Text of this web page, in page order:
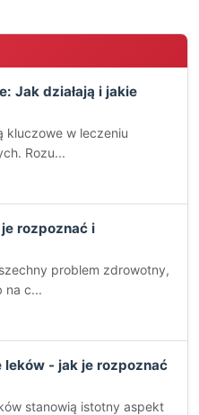
Jak działają i jakie
kluczowe w leczeniu
Rozu...
rozpoznać i
problem zdrowotny,
na c...
leków - jak je rozpoznać
stanowią istotny aspekt